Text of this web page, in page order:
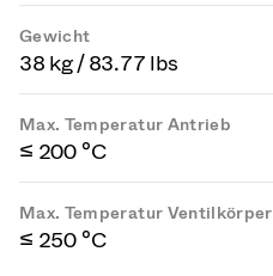
Gewicht
38 kg / 83.77 lbs
Max. Temperatur Antrieb
≤ 200 °C
Max. Temperatur Ventilkörper
≤ 250 °C